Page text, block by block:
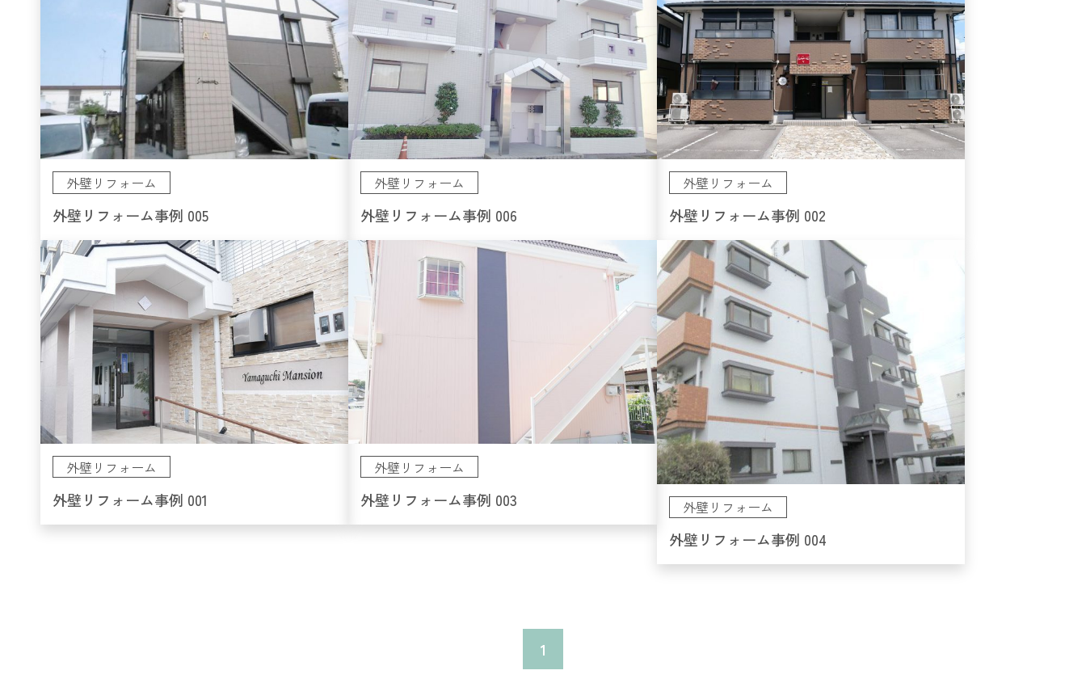
外壁リフォーム
外壁リフォーム事例 005
外壁リフォーム
外壁リフォーム事例 006
外壁リフォーム
外壁リフォーム事例 002
外壁リフォーム
外壁リフォーム事例 001
外壁リフォーム
外壁リフォーム事例 003 外壁リフォーム
外壁リフォーム事例 004
1